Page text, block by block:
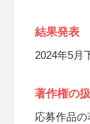
結果発表
2024年5月
著作権の
応募作品